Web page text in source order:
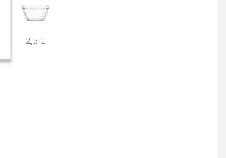
2,5 L